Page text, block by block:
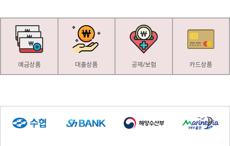
예금상품 대출상품 공제/보험 카드상품